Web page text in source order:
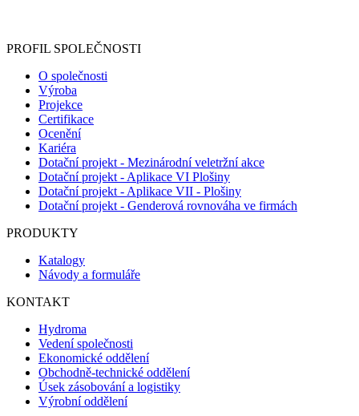
PROFIL SPOLEČNOSTI
O společnosti
Výroba
Projekce
Certifikace
Ocenění
Kariéra
Dotační projekt - Mezinárodní veletržní akce
Dotační projekt - Aplikace VI Plošiny
Dotační projekt - Aplikace VII - Plošiny
Dotační projekt - Genderová rovnováha ve firmách
PRODUKTY
Katalogy
Návody a formuláře
KONTAKT
Hydroma
Vedení společnosti
Ekonomické oddělení
Obchodně-technické oddělení
Úsek zásobování a logistiky
Výrobní oddělení